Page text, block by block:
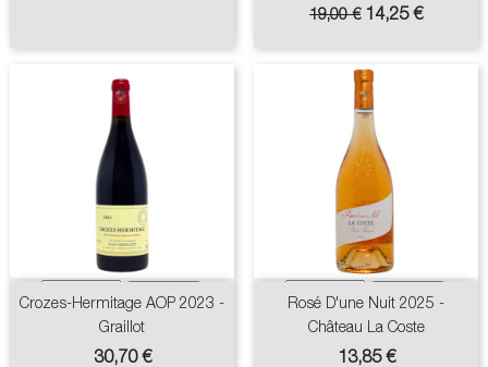
Prix
base
19,00 € Prix
14,25 €
Crozes-Hermitage AOP 2023 -
Graillot
Prix
30,70 €
Rosé D'une Nuit 2025 -
Château La Coste
Prix
13,85 €